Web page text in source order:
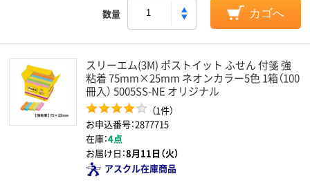
数量 カゴへ
スリーエム(3M) ポストイット ふせん 付箋 強
粘着 75mm×25mm ネオンカラー5色 1箱（100
冊入） 5005SS-NE オリジナル
（1件）
お申込番号：2877715
在庫：4点
お届け日：8月11日（火）
アスクル在庫商品